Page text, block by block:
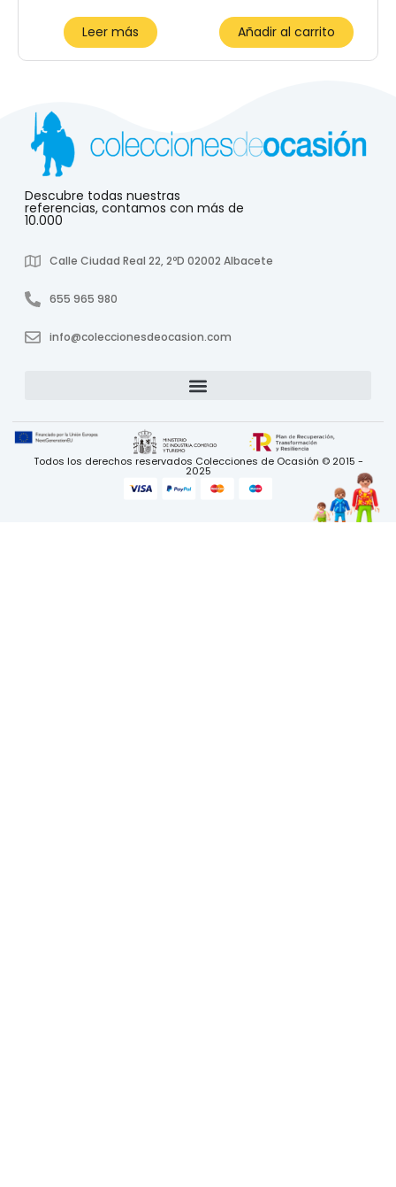
Leer más Añadir al carrito
Descubre todas nuestras
referencias, contamos con más de
10.000
Calle Ciudad Real 22, 2ºD 02002 Albacete
655 965 980
info@coleccionesdeocasion.com
Todos los derechos reservados Colecciones de Ocasión © 2015 -
2025